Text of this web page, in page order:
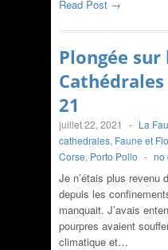
Read Post →
Plongée
21
juillet 22, 2021 - La
cathedrales, Faune et
Corse, Porto Pollo - no
Je n’étais plus revenu
depuis les
manquait. J’avais
pourpres avaient
climatique et…